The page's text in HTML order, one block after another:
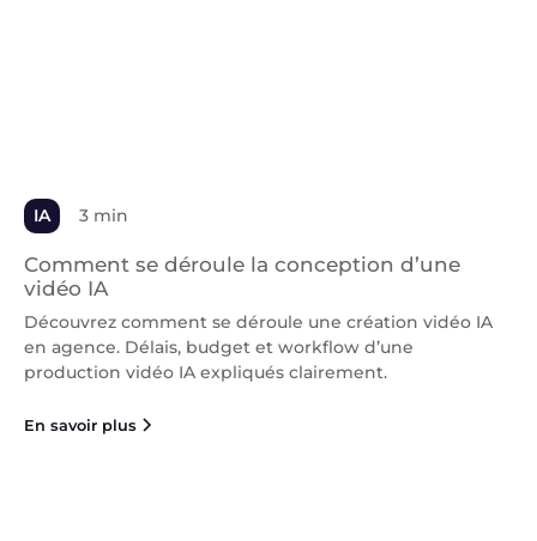
IA 3 min
Comment se déroule la conception d’une
vidéo IA
Découvrez comment se déroule une création vidéo IA
en agence. Délais, budget et workflow d’une
production vidéo IA expliqués clairement.
En savoir plus